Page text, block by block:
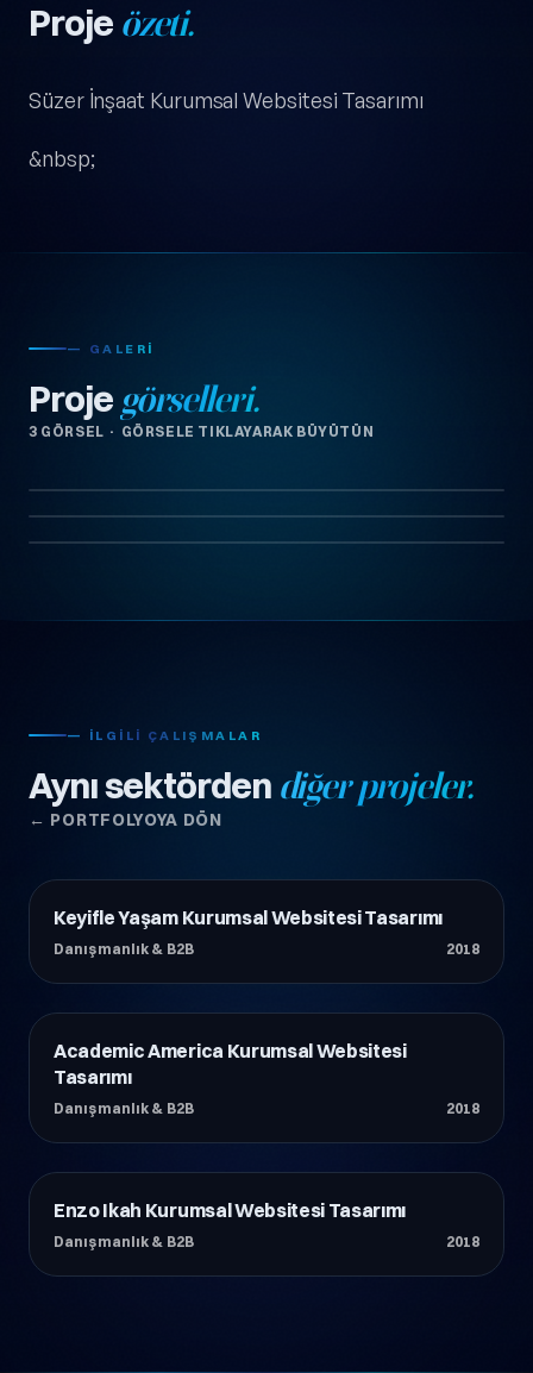
Proje özeti.
Süzer İnşaat Kurumsal Websitesi Tasarımı
&nbsp;
— GALERI
Projegörselleri.
3 GÖRSEL · GÖRSELE TIKLAYARAK BÜYÜTÜN
— İLGILI ÇALIŞMALAR
Aynı sektörden diğer projeler.
← PORTFOLYOYA DÖN
Danışmanlık & B2B
Keyifle Yaşam Kurumsal Websitesi Tasarımı
Danışmanlık & B2B 2018
Danışmanlık & B2B
Academic America Kurumsal Websitesi
Tasarımı
Danışmanlık & B2B 2018
Danışmanlık & B2B
Enzo Ikah Kurumsal Websitesi Tasarımı
Danışmanlık & B2B 2018